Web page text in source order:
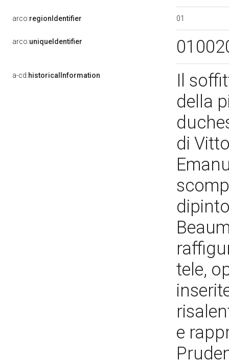
arco:regionIdentifier 01
arco:uniqueIdentifier
a-cd:historicalInformation
Il
della
di
tele,
e